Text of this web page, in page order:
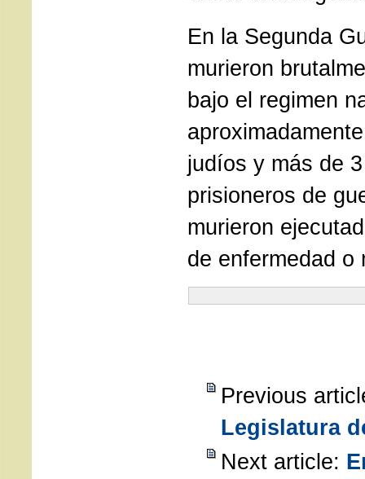
En la Segunda
murieron
bajo el regimen
judíos y más de
prisioneros de
murieron
de enfermedad o
Previous
Legislatura
Next article: